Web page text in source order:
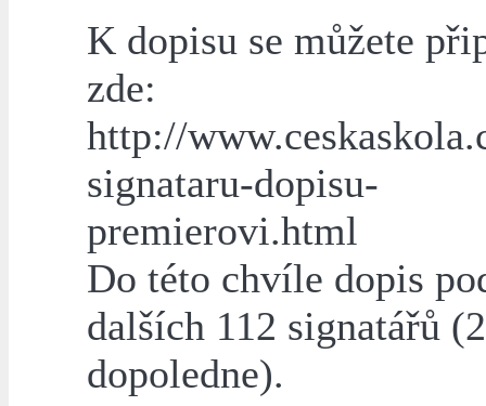
K dopisu se můžete
zde:
http://
signataru-dopisu-
premierovi.html
Do této chvíle dopis
dalších 112 signatářů
dopoledne).